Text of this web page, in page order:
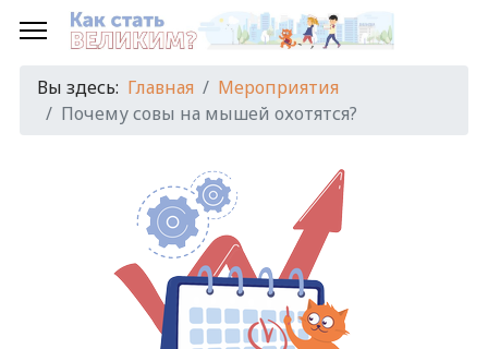
Вы здесь: Главная
Мероприятия
Почему совы на мышей охотятся?
годмесяц
годмесяц